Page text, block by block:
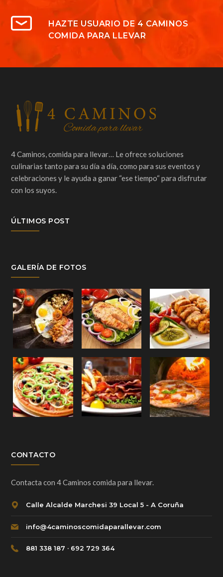
HAZTE USUARIO DE 4 CAMINOS
COMIDA PARA LLEVAR
4 Caminos, comida para llevar… Le ofrece soluciones
culinarias tanto para su día a día, como para sus eventos y
celebraciones y le ayuda a ganar “ese tiempo“ para disfrutar
con los suyos.
ÚLTIMOS POST
GALERÍA DE FOTOS
CONTACTO
Contacta con 4 Caminos comida para llevar.
Calle Alcalde Marchesi 39 Local 5 - A Coruña
info@4caminoscomidaparallevar.com
881 338 187 · 692 729 364